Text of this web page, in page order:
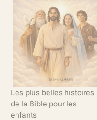
Les plus belles histoires
de la Bible pour les
enfants